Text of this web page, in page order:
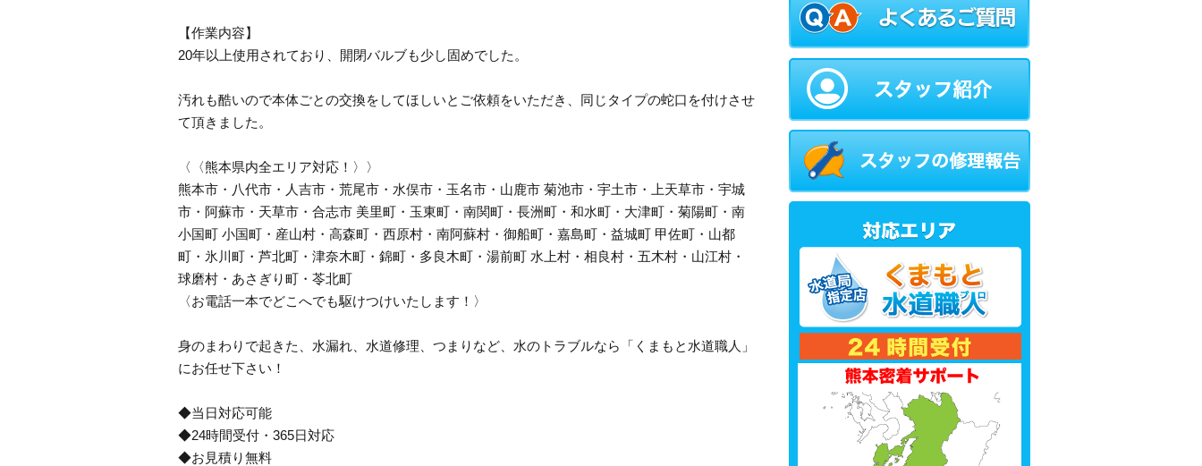
【作業内容】
20年以上使用されており、開閉バルブも少し固めでした。
汚れも酷いので本体ごとの交換をしてほしいとご依頼をいただき、同じタイプの蛇口を付けさせ
て頂きました。
〈〈熊本県内全エリア対応！〉〉
熊本市・八代市・人吉市・荒尾市・水俣市・玉名市・山鹿市 菊池市・宇土市・上天草市・宇城
市・阿蘇市・天草市・合志市 美里町・玉東町・南関町・長洲町・和水町・大津町・菊陽町・南
小国町 小国町・産山村・高森町・西原村・南阿蘇村・御船町・嘉島町・益城町 甲佐町・山都
町・氷川町・芦北町・津奈木町・錦町・多良木町・湯前町 水上村・相良村・五木村・山江村・
球磨村・あさぎり町・苓北町
〈お電話一本でどこへでも駆けつけいたします！〉
身のまわりで起きた、水漏れ、水道修理、つまりなど、水のトラブルなら「くまもと水道職人」
にお任せ下さい！
◆当日対応可能
◆24時間受付・365日対応
◆お見積り無料